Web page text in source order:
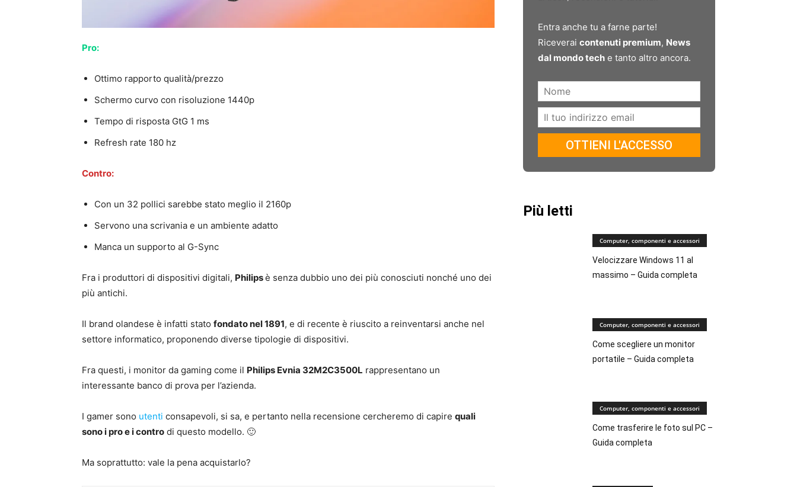
Pro:
Ottimo rapporto qualità/prezzo
Schermo curvo con risoluzione 1440p
Tempo di risposta GtG 1 ms
Refresh rate 180 hz
Contro:
Con un 32 pollici sarebbe stato meglio il 2160p
Servono una scrivania e un ambiente adatto
Manca un supporto al G-Sync
Fra i produttori di dispositivi digitali, Philipsè senza dubbio uno dei più conosciuti nonché uno dei
più antichi.
Il brand olandese è infatti stato fondato nel 1891, e di recente è riuscito a reinventarsi anche nel
settore informatico, proponendo diverse tipologie di dispositivi.
Fra questi, i monitor da gaming come il Philips Evnia 32M2C3500L rappresentano un
interessante banco di prova per l’azienda.
I gamer sono utenti consapevoli, si sa, e pertanto nella recensione cercheremo di capire quali
sono i pro e i contro di questo modello. 🙂
Ma soprattutto: vale la pena acquistarlo?
Entra anche tu a farne parte!
Riceverai contenuti premium, News
dal mondo tech e tanto altro ancora.
Più letti
Computer, componenti e accessori
Velocizzare Windows 11 al
massimo – Guida completa
Computer, componenti e accessori
Come scegliere un monitor
portatile – Guida completa
Computer, componenti e accessori
Come trasferire le foto sul PC –
Guida completa